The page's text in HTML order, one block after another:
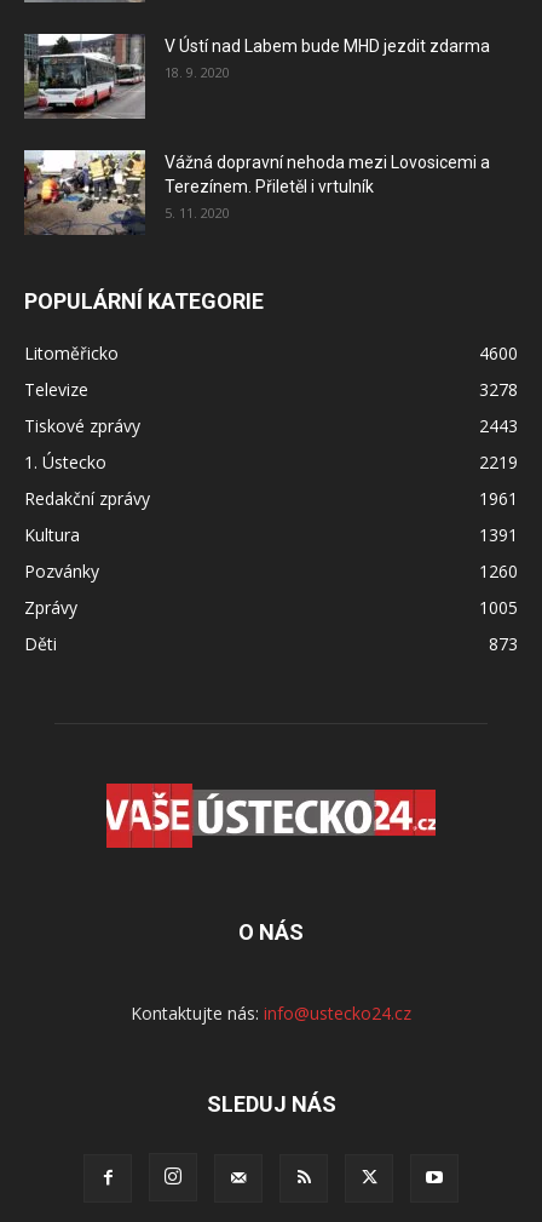
V Ústí nad Labem bude MHD jezdit zdarma
18. 9. 2020
Vážná dopravní nehoda mezi Lovosicemi a
Terezínem. Přiletěl i vrtulník
5. 11. 2020
POPULÁRNÍ KATEGORIE
Litoměřicko
4600
Televize
3278
Tiskové zprávy
2443
1. Ústecko
2219
Redakční zprávy
1961
Kultura
1391
Pozvánky
1260
Zprávy
1005
Děti
873
O NÁS
Kontaktujte nás: info@ustecko24.cz
SLEDUJ NÁS